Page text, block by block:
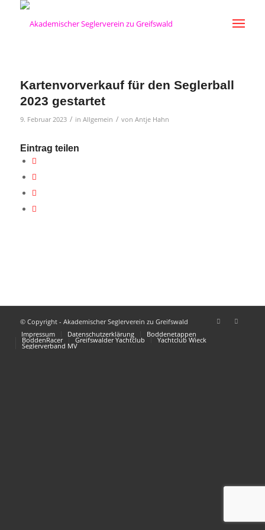
Kartenvorverkauf für den Seglerball
2023 gestartet
9. Februar 2023 / in Allgemein / von Antje Hahn
Eintrag teilen
© Copyright - Akademischer Seglerverein zu Greifswald
Impressum
Datenschutzerklärung Boddenetappen
BoddenRacer Greifswalder Yachtclub Yachtclub Wieck
Seglerverband MV